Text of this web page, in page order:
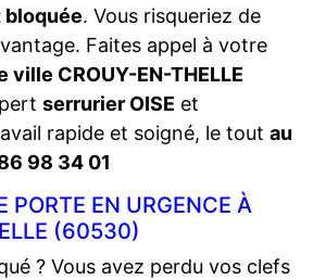
. Vous risqueriez de
Faites appel à votre
CROUY-EN-THELLE
serrurier OISE et
rapide et soigné, le tout au
98 34 01
PORTE EN URGENCE À
(60530)
? Vous avez perdu vos clefs